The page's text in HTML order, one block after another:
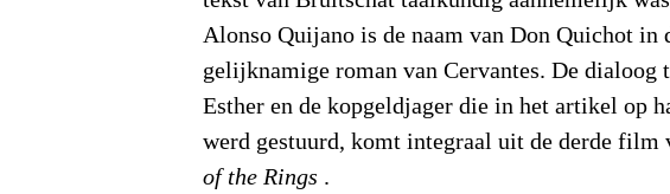
Alonso Quijano is de naam van Don Quichot in
gelijknamige roman van Cervantes. De dialoog
Esther en de kopgeldjager die in het artikel op
werd gestuurd, komt integraal uit de derde film
of the Rings .